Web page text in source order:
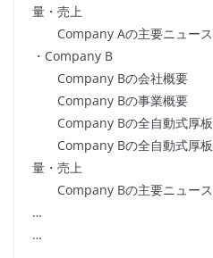
量・売上
Company Aの主要ニュース
・Company B
Company Bの会社概要
Company Bの事業概要
Company Bの全自動式厚板
Company Bの全自動式厚板
量・売上
Company Bの主要ニュース
…
…